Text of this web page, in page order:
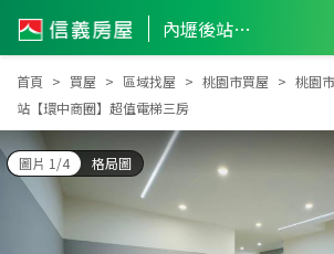
內壢後站【環中商圈】超值電梯三房
內壢後站【環
首頁 買屋 區域找屋 桃園市買屋 桃園
站【環中商圈】超值電梯三房
圖片 1/4 格局圖